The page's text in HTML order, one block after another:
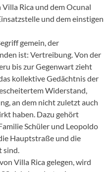
Rica und dem Ocunal
und dem einstigen
gemein, der
ist: Vertreibung. Von der
bis zur Gegenwart zieht
kollektive Gedächtnis der
Widerstand,
an dem nicht zuletzt auch
haben. Dazu gehört
Schüler und Leopoldo
Hauptstraße und die
sind.
Villa Rica gelegen, wird